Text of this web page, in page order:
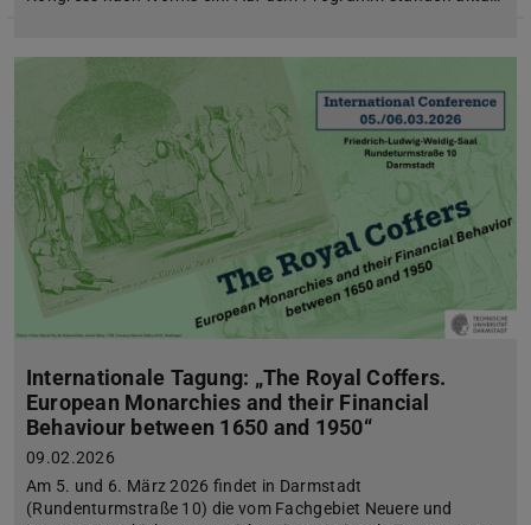
Internationale Tagung: „The Royal Coffers.
European Monarchies and their Financial
Behaviour between 1650 and 1950“
09.02.2026
Am 5. und 6. März 2026 findet in Darmstadt
(Rundenturmstraße 10) die vom Fachgebiet Neuere und